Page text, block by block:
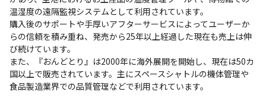
温湿度の遠隔監視システムとして利用されています。
購入後のサポートや手厚いアフターサービスによってユーザーか
らの信頼を積み重ね、発売から25年以上経過した現在も売上は伸
び続けています。
また、『おんどとり』は2000年に海外展開を開始し、現在は50カ
国以上で販売されています。主にスペースシャトルの機体管理や
食品製造業界での品質管理などで利用されています。